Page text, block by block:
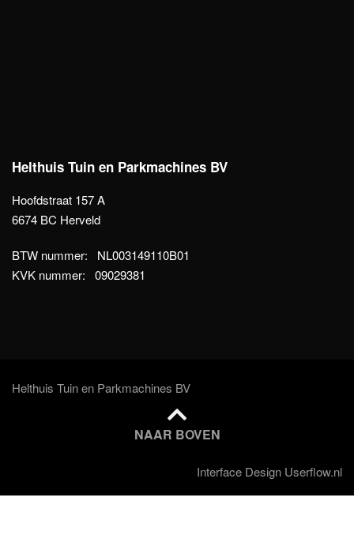
Helthuis Tuin en Parkmachines BV
Hoofdstraat 157 A
6674 BC Herveld
BTW nummer: NL003149110B01
KVK nummer: 09029381
Helthuis Tuin en Parkmachines BV
NAAR BOVEN
Interface Design Userflow.nl